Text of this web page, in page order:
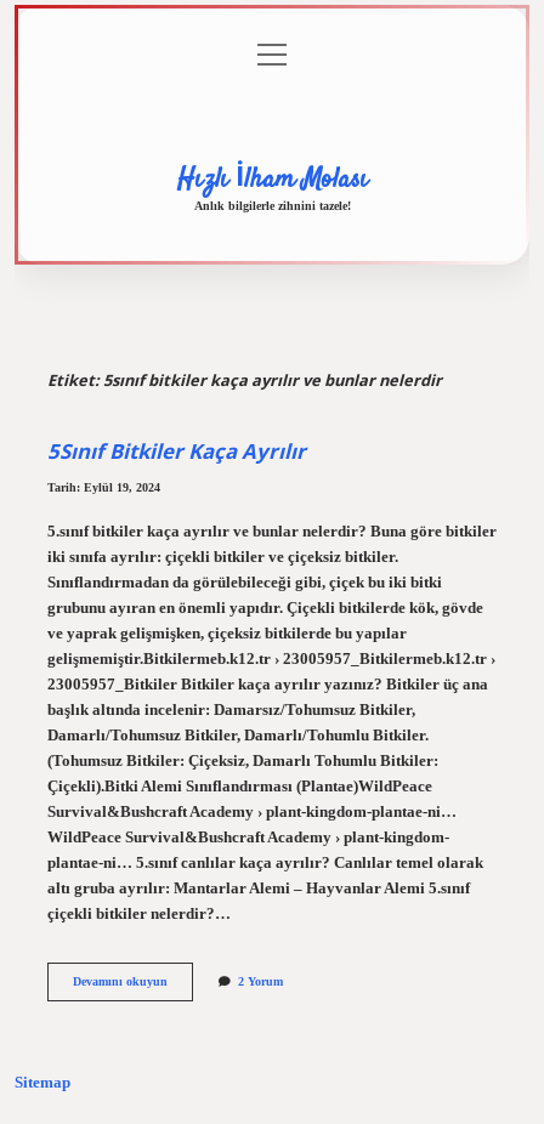
menüyü
aç
Hızlı İlham Molası
Anlık bilgilerle zihnini tazele!
Etiket:5sınıf bitkiler kaça ayrılır ve bunlar nelerdir
5Sınıf Bitkiler Kaça Ayrılır
Tarih: Eylül 19, 2024
5.sınıf bitkiler kaça ayrılır ve bunlar nelerdir? Buna göre bitkiler
iki sınıfa ayrılır: çiçekli bitkiler ve çiçeksiz bitkiler.
Sınıflandırmadan da görülebileceği gibi, çiçek bu iki bitki
grubunu ayıran en önemli yapıdır. Çiçekli bitkilerde kök, gövde
ve yaprak gelişmişken, çiçeksiz bitkilerde bu yapılar
gelişmemiştir.Bitkilermeb.k12.tr › 23005957_Bitkilermeb.k12.tr ›
23005957_Bitkiler Bitkiler kaça ayrılır yazınız? Bitkiler üç ana
başlık altında incelenir: Damarsız/Tohumsuz Bitkiler,
Damarlı/Tohumsuz Bitkiler, Damarlı/Tohumlu Bitkiler.
(Tohumsuz Bitkiler: Çiçeksiz, Damarlı Tohumlu Bitkiler:
Çiçekli).Bitki Alemi Sınıflandırması (Plantae)WildPeace
Survival&Bushcraft Academy › plant-kingdom-plantae-ni…
WildPeace Survival&Bushcraft Academy › plant-kingdom-
plantae-ni… 5.sınıf canlılar kaça ayrılır? Canlılar temel olarak
altı gruba ayrılır: Mantarlar Alemi – Hayvanlar Alemi 5.sınıf
çiçekli bitkiler nelerdir?…
Devamını okuyun5Sınıf
2 Yorum
Sitemap